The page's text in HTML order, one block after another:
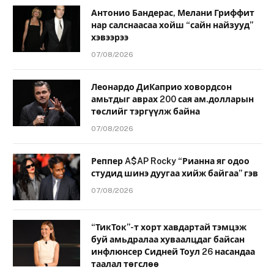
Антонио Бандерас, Мелани Гриффит
нар салснаасаа хойш “сайн найзууд”
хэвээрээ
07/08/2026
Леонардо ДиКаприо ховордсон
амьтдыг аврах 200 сая ам.долларын
төслийг тэргүүлж байна
07/08/2026
Реппер A$AP Rocky “Рианна яг одоо
студид шинэ дуугаа хийж байгаа” гэв
07/08/2026
“ТикТок”-т хорт хавдартай тэмцэж
буй амьдралаа хуваалцдаг байсан
инфлюнсер Сидней Тоул 26 насандаа
таалал төгслөө